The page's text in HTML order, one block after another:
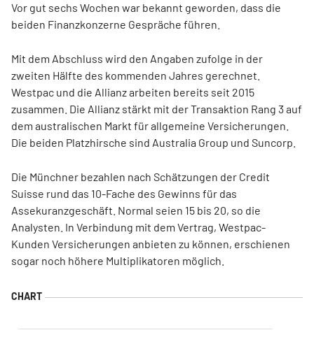
Vor gut sechs Wochen war bekannt geworden, dass die
beiden Finanzkonzerne Gespräche führen.
Mit dem Abschluss wird den Angaben zufolge in der
zweiten Hälfte des kommenden Jahres gerechnet.
Westpac und die Allianz arbeiten bereits seit 2015
zusammen. Die Allianz stärkt mit der Transaktion Rang 3 auf
dem australischen Markt für allgemeine Versicherungen.
Die beiden Platzhirsche sind Australia Group und Suncorp.
Die Münchner bezahlen nach Schätzungen der Credit
Suisse rund das 10-Fache des Gewinns für das
Assekuranzgeschäft. Normal seien 15 bis 20, so die
Analysten. In Verbindung mit dem Vertrag, Westpac-
Kunden Versicherungen anbieten zu können, erschienen
sogar noch höhere Multiplikatoren möglich.